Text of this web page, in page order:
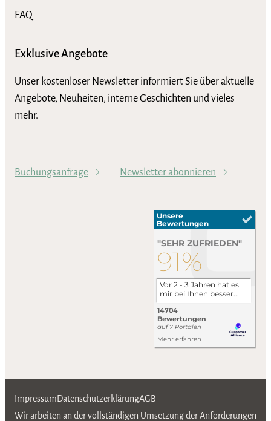
FAQ
Exklusive Angebote
Unser kostenloser Newsletter informiert Sie über aktuelle
Angebote, Neuheiten, interne Geschichten und vieles
mehr.
Buchungsanfrage Newsletter abonnieren
ImpressumDatenschutzerklärungAGB
Wir arbeiten an der vollständigen Umsetzung der Anforderungen